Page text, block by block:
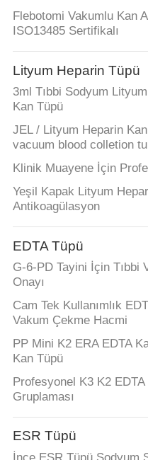
Flebotomi Vakumlu Kan
ISO13485 Sertifikalı
Lityum Heparin Tüpü
3ml Tıbbi Sodyum
Kan Tüpü
JEL / Lityum Heparin
vacuum blood colletion
Klinik Muayene İçin
Yeşil Kapak Lityum
Antikoagülasyon
EDTA Tüpü
G-6-PD Tayini İçin Tıbbi
Onayı
Cam Tek Kullanımlık
Vakum Çekme Hacmi
PP Mini K2 ERA EDTA
Kan Tüpü
Profesyonel K3 K2
Gruplaması
ESR Tüpü